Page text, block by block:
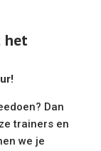
het
Dan
trainers en
we je